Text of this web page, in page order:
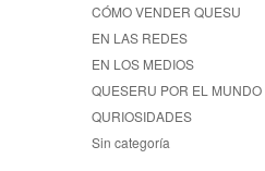
CÓMO VENDER QUESU
EN LAS REDES
EN LOS MEDIOS
QUESERU POR EL MUNDO
QURIOSIDADES
Sin categoría